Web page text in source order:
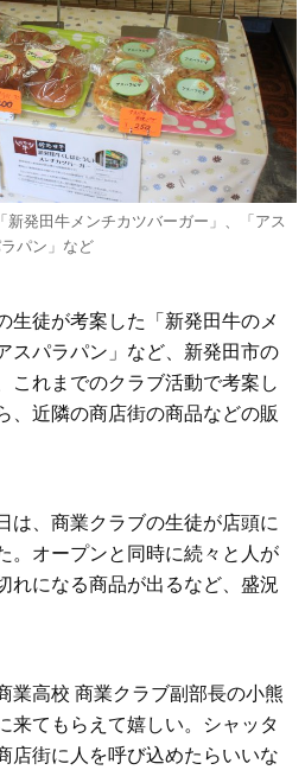
新発田牛メンチカツバーガー」、「アス
パン」など
生徒が考案した「新発田牛のメ
スパラパン」など、新発田市の
これまでのクラブ活動で考案し
、近隣の商店街の商品などの販
は、商業クラブの生徒が店頭に
。オープンと同時に続々と人が
れになる商品が出るなど、盛況
業高校 商業クラブ副部長の小熊
来てもらえて嬉しい。シャッタ
店街に人を呼び込めたらいいな